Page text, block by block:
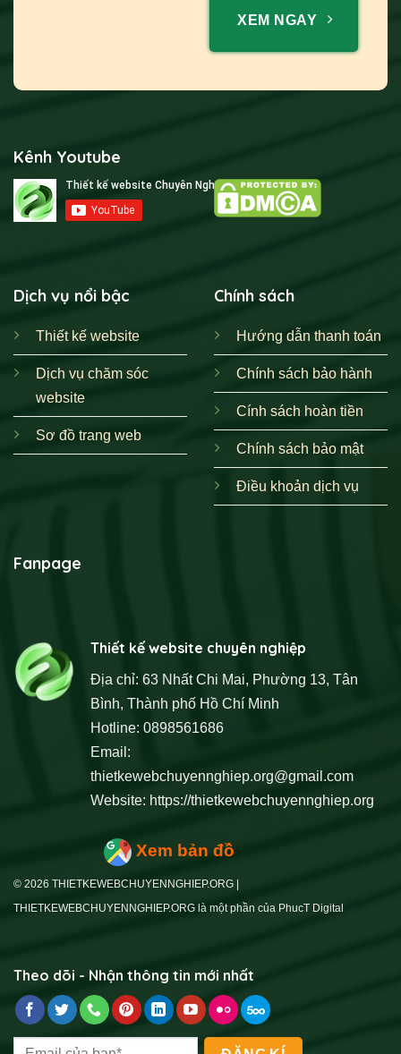
XEM NGAY
Kênh Youtube
Dịch vụ nổi bậc
Thiết kế website
Dịch vụ chăm sóc
website
Sơ đồ trang web
Chính sách
Hướng dẫn thanh toán
Chính sách bảo hành
Cính sách hoàn tiền
Chính sách bảo mật
Điều khoản dịch vụ
Fanpage
Thiết kế website chuyên nghiệp
Địa chỉ: 63 Nhất Chi Mai, Phường 13, Tân
Bình, Thành phố Hồ Chí Minh
Hotline: 0898561686
Email:
thietkewebchuyennghiep.org@gmail.com
Website: https://thietkewebchuyennghiep.org
Xem bản đồ
© 2026 THIETKEWEBCHUYENNGHIEP.ORG |
THIETKEWEBCHUYENNGHIEP.ORG là một phần của PhucT Digital
Theo dõi - Nhận thông tin mới nhất